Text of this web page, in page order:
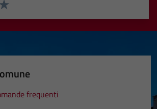
5 stelle su 5
4 stelle su 5
su 5
su 5
5
frequenti